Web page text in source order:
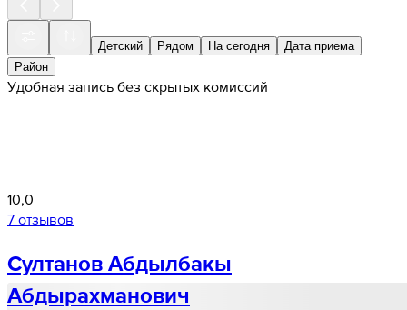
Детский Рядом На сегодня
Дата приема
Район
Удобная запись без скрытых комиссий
10,0
7 отзывов
Султанов Абдылбакы
Абдырахманович